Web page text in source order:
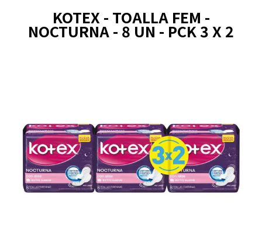
KOTEX - TOALLA FEM -
NOCTURNA - 8 UN - PCK 3 X 2